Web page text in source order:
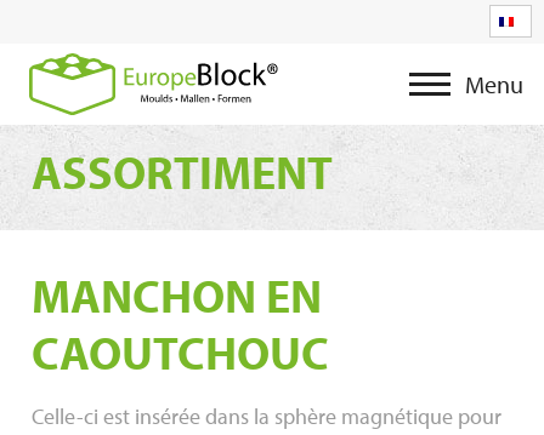
Menu
ASSORTIMENT
MANCHON EN
CAOUTCHOUC
Celle-ci est insérée dans la sphère magnétique pour